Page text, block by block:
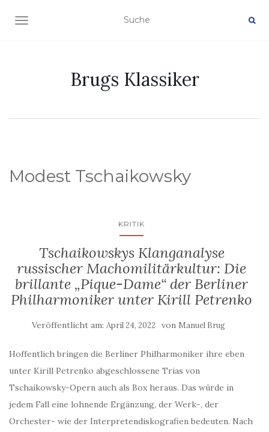
NAVIGATION EIN-/AUSSCHALTEN
Brugs Klassiker
Modest Tschaikowsky
KRITIK
Tschaikowskys Klanganalyse
russischer Machomilitärkultur: Die
brillante „Pique-Dame“ der Berliner
Philharmoniker unter Kirill Petrenko
Veröffentlicht am: April 24, 2022 von Manuel Brug
Hoffentlich bringen die Berliner Philharmoniker ihre eben
unter Kirill Petrenko abgeschlossene Trias von
Tschaikowsky-Opern auch als Box heraus. Das würde in
jedem Fall eine lohnende Ergänzung, der Werk-, der
Orchester- wie der Interpretendiskografien bedeuten. Nach